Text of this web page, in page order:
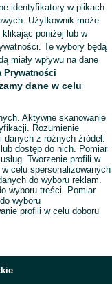
identyfikatory w plikach
Użytkownik może
poniżej lub w
Te wybory będą
miały wpływu na dane
Prywatności
dane w celu
Aktywne skanowanie
Rozumienie
z różnych źródeł.
dostęp do nich. Pomiar
Tworzenie profili w
celu spersonalizowanych
do wyboru reklam.
wyboru treści. Pomiar
wyboru
profili w celu doboru